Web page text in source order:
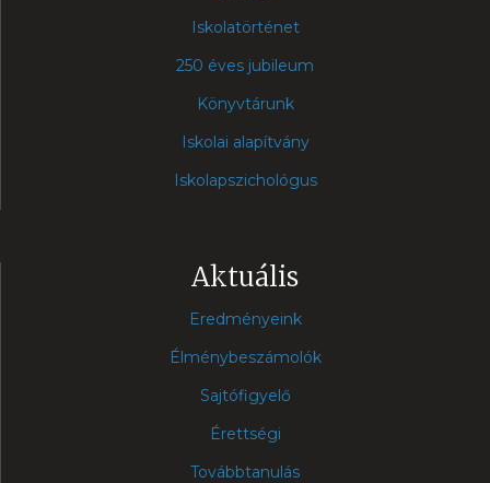
Iskolatörténet
250 éves jubileum
Könyvtárunk
Iskolai alapítvány
Iskolapszichológus
Aktuális
Eredményeink
Élménybeszámolók
Sajtófigyelő
Érettségi
Továbbtanulás